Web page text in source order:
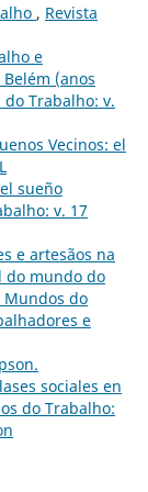
, Revista
e
(anos
Trabalho: v.
Vecinos: el
sueño
v. 17
e artesãos na
do mundo do
Mundos do
e
sociales en
do Trabalho: